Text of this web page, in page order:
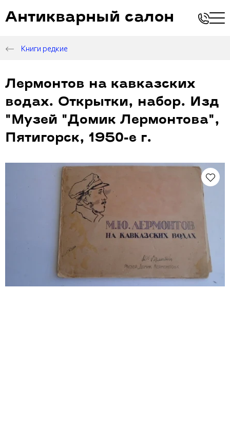
Антикварный салон
Книги редкие
Лермонтов на кавказских
водах. Открытки, набор. Изд
"Музей "Домик Лермонтова",
Пятигорск, 1950-е г.